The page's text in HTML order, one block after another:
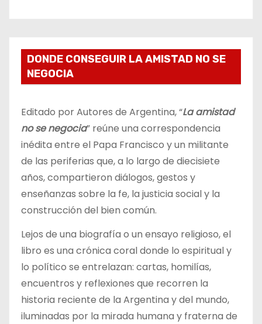
DONDE CONSEGUIR LA AMISTAD NO SE
NEGOCIA
Editado por Autores de Argentina, “La amistad
no se negocia” reúne una correspondencia
inédita entre el Papa Francisco y un militante
de las periferias que, a lo largo de diecisiete
años, compartieron diálogos, gestos y
enseñanzas sobre la fe, la justicia social y la
construcción del bien común.
Lejos de una biografía o un ensayo religioso, el
libro es una crónica coral donde lo espiritual y
lo político se entrelazan: cartas, homilías,
encuentros y reflexiones que recorren la
historia reciente de la Argentina y del mundo,
iluminadas por la mirada humana y fraterna de